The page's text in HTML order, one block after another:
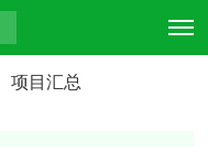
项目汇总